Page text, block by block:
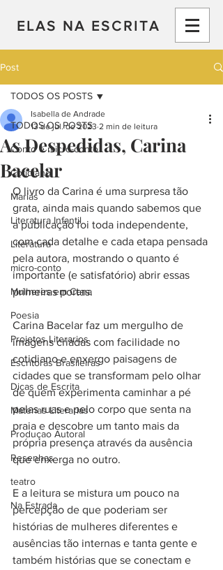
ELAS NA ESCRITA
Post
TODOS OS POSTS
Conto e micro-conto
Cotidiano
Marias
Literatura Infantil
Literatura
micro-conto
Mulheres em Cena
Poesia
Projetos Literarios
Escritoras Brasileiras
Dicas de Escrita
Materias Literarias
Produçao Autoral
Resenhas
teatro
Na Estrada
TODOS OS POSTS
As Despedidas, Carina
Bacelar
Isabella de Andrade
13 de jul. de 2023 2 min de leitura
O livro da Carina é uma surpresa tão
grata, ainda mais quando sabemos que
a publicação foi toda independente,
com cada detalhe e cada etapa pensada
pela autora, mostrando o quanto é
importante (e satisfatório) abrir essas
primeiras portas. ⠀
Carina Bacelar faz um mergulho de
imagens criadas com facilidade no
cotidiano e enxergo paisagens de
cidades que se transformam pelo olhar
de quem experimenta caminhar a pé
pelas ruas e pelo corpo que senta na
praia e descobre um tanto mais da
própria presença através da ausência
que enxerga no outro.⠀
E a leitura se mistura um pouco na
percepção de que poderiam ser
histórias de mulheres diferentes e
ausências tão internas e tanta gente e
também histórias que se conectam e